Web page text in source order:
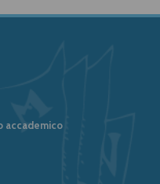
accademico